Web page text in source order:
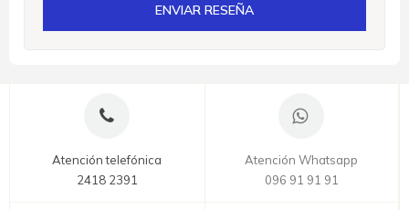
ENVIAR RESEÑA
Atención telefónica
2418 2391
Atención Whatsapp
096 91 91 91